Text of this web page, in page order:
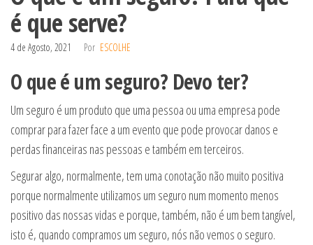
é que serve?
4 de Agosto, 2021 Por ESCOLHE
O que é um seguro? Devo ter?
Um seguro é um produto que uma pessoa ou uma empresa pode
comprar para fazer face a um evento que pode provocar danos e
perdas financeiras nas pessoas e também em terceiros.
Segurar algo, normalmente, tem uma conotação não muito positiva
porque normalmente utilizamos um seguro num momento menos
positivo das nossas vidas e porque, também, não é um bem tangível,
isto é, quando compramos um seguro, nós não vemos o seguro.